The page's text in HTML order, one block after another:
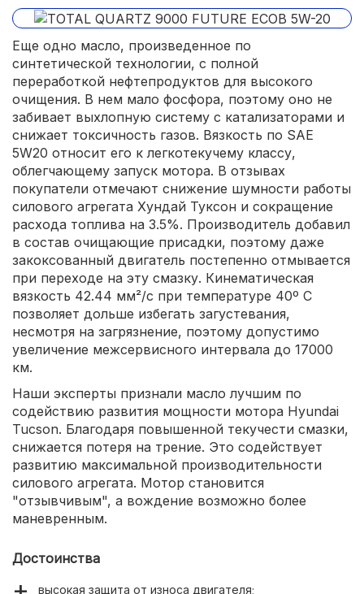
Еще одно масло, произведенное по
синтетической технологии, с полной
переработкой нефтепродуктов для высокого
очищения. В нем мало фосфора, поэтому оно не
забивает выхлопную систему с катализаторами и
снижает токсичность газов. Вязкость по SAE
5W20 относит его к легкотекучему классу,
облегчающему запуск мотора. В отзывах
покупатели отмечают снижение шумности работы
силового агрегата Хундай Туксон и сокращение
расхода топлива на 3.5%. Производитель добавил
в состав очищающие присадки, поэтому даже
закоксованный двигатель постепенно отмывается
при переходе на эту смазку. Кинематическая
вязкость 42.44 мм²/с при температуре 40º С
позволяет дольше избегать загустевания,
несмотря на загрязнение, поэтому допустимо
увеличение межсервисного интервала до 17000
км.
Наши эксперты признали масло лучшим по
содействию развития мощности мотора Hyundai
Tucson. Благодаря повышенной текучести смазки,
снижается потеря на трение. Это содействует
развитию максимальной производительности
силового агрегата. Мотор становится
"отзывчивым", а вождение возможно более
маневренным.
Достоинства
высокая защита от износа двигателя;